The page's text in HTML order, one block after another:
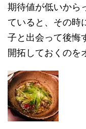
期待値が低いから
ていると、その時
子と出会って後悔
開拓しておくのを